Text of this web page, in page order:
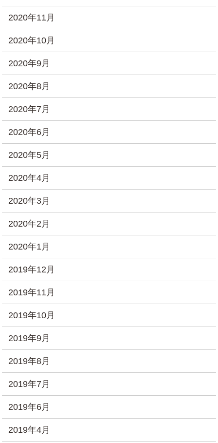
2020年11月
2020年10月
2020年9月
2020年8月
2020年7月
2020年6月
2020年5月
2020年4月
2020年3月
2020年2月
2020年1月
2019年12月
2019年11月
2019年10月
2019年9月
2019年8月
2019年7月
2019年6月
2019年4月